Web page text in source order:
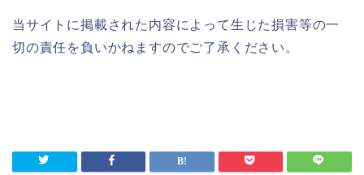
当サイトに掲載された内容によって生じた損害等の一
切の責任を負いかねますのでご了承ください。